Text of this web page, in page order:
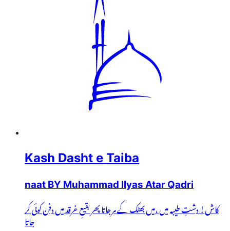
Kash Dasht e Taiba
naat BY Muhammad Ilyas Atar Qadri
کاش! دشتِ طیبہ میں ،میں بھٹک کے مرجاتا پھر بقیعِ غرقد میں دفن کوئی کر
جاتا